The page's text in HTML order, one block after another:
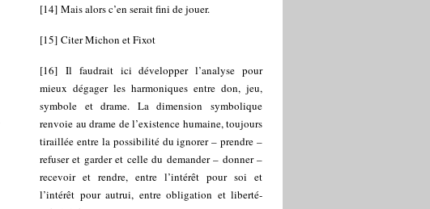
[14] Mais alors c’en serait fini de jouer.
[15] Citer Michon et Fixot
[16] Il faudrait ici développer l’analyse pour
mieux dégager les harmoniques entre don, jeu,
symbole et drame. La dimension symbolique
renvoie au drame de l’existence humaine, toujours
tiraillée entre la possibilité du ignorer – prendre –
refuser et garder et celle du demander – donner –
recevoir et rendre, entre l’intérêt pour soi et
l’intérêt pour autrui, entre obligation et liberté-